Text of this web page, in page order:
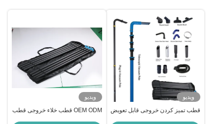
ویدیو
قطب تمیز کردن خروجی قابل تعویض
ویدیو
OEM ODM قطب خلاء خروجی قطب